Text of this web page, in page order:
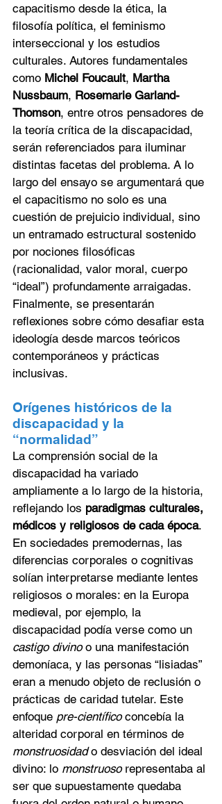
capacitismo desde la ética, la
filosofía política, el feminismo
interseccional y los estudios
culturales. Autores fundamentales
como Michel Foucault, Martha
Nussbaum, Rosemarie Garland-
Thomson, entre otros pensadores de
la teoría crítica de la discapacidad,
serán referenciados para iluminar
distintas facetas del problema. A lo
largo del ensayo se argumentará que
el capacitismo no solo es una
cuestión de prejuicio individual, sino
un entramado estructural sostenido
por nociones filosóficas
(racionalidad, valor moral, cuerpo
“ideal”) profundamente arraigadas.
Finalmente, se presentarán
reflexiones sobre cómo desafiar esta
ideología desde marcos teóricos
contemporáneos y prácticas
inclusivas.
Orígenes históricos de la
discapacidad y la
“normalidad”
La comprensión social de la
discapacidad ha variado
ampliamente a lo largo de la historia,
reflejando los paradigmas culturales,
médicos y religiosos de cada época.
En sociedades premodernas, las
diferencias corporales o cognitivas
solían interpretarse mediante lentes
religiosos o morales: en la Europa
medieval, por ejemplo, la
discapacidad podía verse como un
castigo divino o una manifestación
demoníaca, y las personas “lisiadas”
eran a menudo objeto de reclusión o
prácticas de caridad tutelar. Este
enfoque pre-científico concebía la
alteridad corporal en términos de
monstruosidad o desviación del ideal
divino: lo monstruoso representaba al
ser que supuestamente quedaba